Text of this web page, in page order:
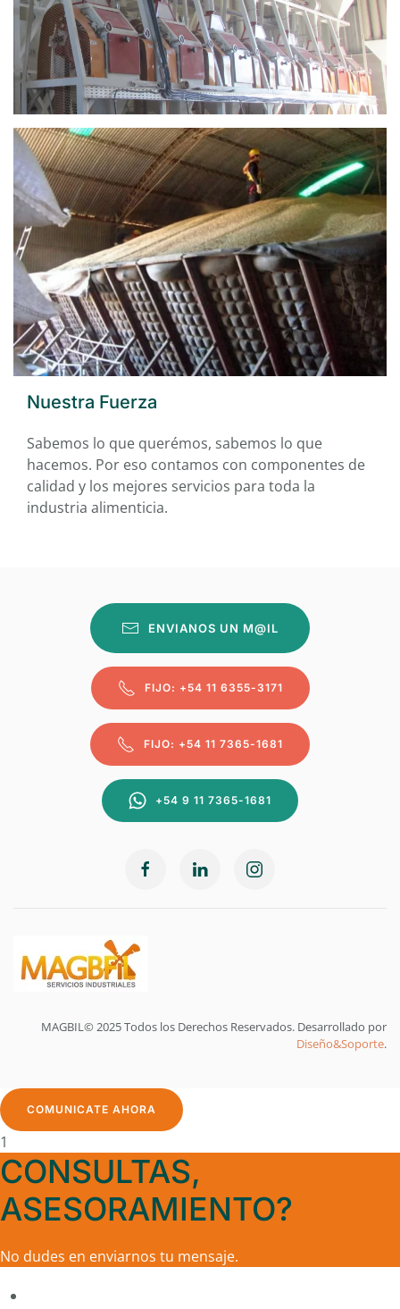
Nuestra Fuerza
Sabemos lo que querémos, sabemos lo que
hacemos. Por eso contamos con componentes de
calidad y los mejores servicios para toda la
industria alimenticia.
ENVIANOS UN M@IL
FIJO: +54 11 6355-3171
FIJO: +54 11 7365-1681
+54 9 11 7365-1681
MAGBIL© 2025 Todos los Derechos Reservados. Desarrollado por
Diseño&Soporte.
COMUNICATE AHORA
1
CONSULTAS,
ASESORAMIENTO?
No dudes en enviarnos tu mensaje.